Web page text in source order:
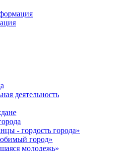
деятельность
- гордость города»
город»
молодежь»